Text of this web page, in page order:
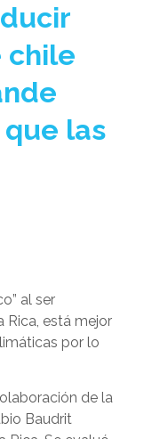
chile
las
al ser
Rica, está mejor
por lo
de la
Baudrit